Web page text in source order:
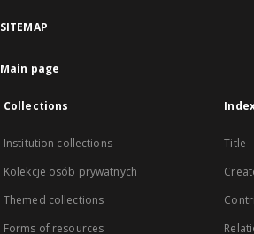
SITEMAP
Main page
Collections
Institution collections
Kolekcje osób prywatnych
Themed collections
Forms of resources
Title